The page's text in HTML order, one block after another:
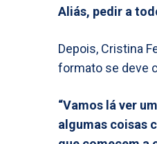
Aliás, pedir a
Depois, Cristina
formato se deve
“Vamos lá ver
algumas coisas